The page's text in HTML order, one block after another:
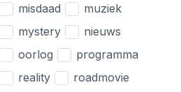
misdaad
muziek
mystery
nieuws
oorlog
programma
reality
roadmovie